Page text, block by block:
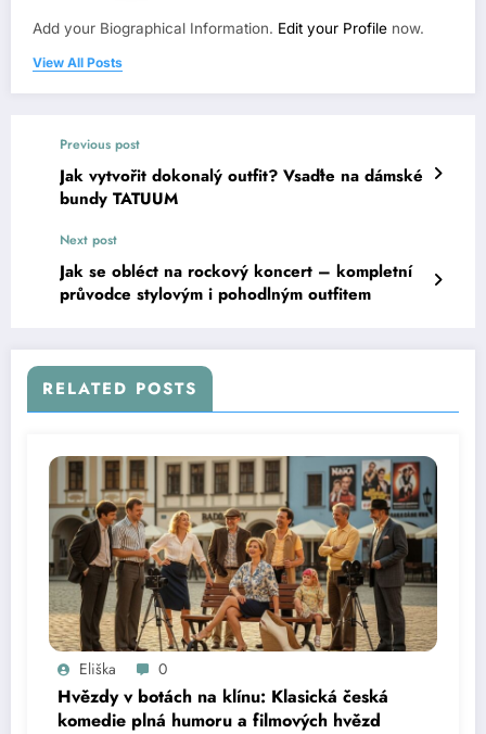
Add your Biographical Information. Edit your Profile now.
View All Posts
Previous post
Jak vytvořit dokonalý outfit? Vsaďte na dámské
bundy TATUUM
Next post
Jak se obléct na rockový koncert – kompletní
průvodce stylovým i pohodlným outfitem
RELATED POSTS
Eliška 0
Hvězdy v botách na klínu: Klasická česká
komedie plná humoru a filmových hvězd